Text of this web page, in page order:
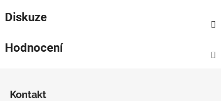
Diskuze
Hodnocení
Kontakt